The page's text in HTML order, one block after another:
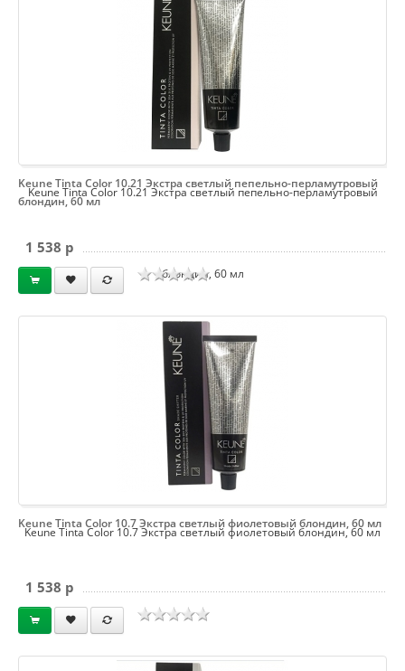
Keune Tinta Color 10.21 Экстра светлый пепельно-перламутровый
блондин, 60 мл
Keune Tinta Color 10.21 Экстра светлый пепельно-перламутровый
блондин, 60 мл
1 538 p
Keune Tinta Color 10.7 Экстра светлый фиолетовый блондин, 60 мл
Keune Tinta Color 10.7 Экстра светлый фиолетовый блондин, 60 мл
1 538 p